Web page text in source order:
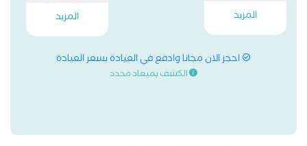
المزيد
المزيد
احجز الان مجانا وادفع في العيادة بسعر العيادة
الكشف بميعاد محدد